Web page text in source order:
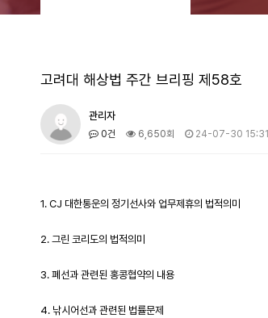
고려대 해상법 주간 브리핑 제58호
관리자
0건 6,650회 24-07-30 15:31
1. CJ 대한통운의 정기선사와 업무제휴의 법적의미
2. 그린 코리도의 법적의미
3. 폐선과 관련된 홍콩협약의 내용
4. 낚시어선과 관련된 법률문제